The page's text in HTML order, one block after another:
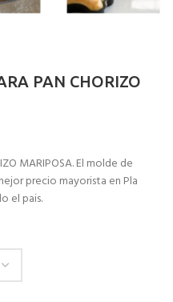
PAN CHORIZO
MARIPOSA. El molde de
precio mayorista en Pla
el pais.